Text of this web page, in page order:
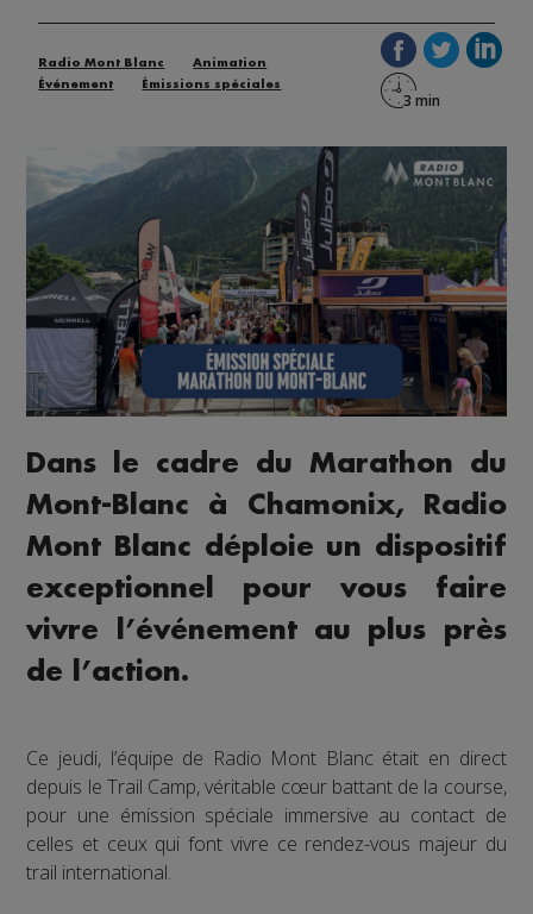
Radio Mont Blanc
Animation
Événement
Émissions spéciales
Dans le cadre du Marathon du
Mont-Blanc à Chamonix, Radio
Mont Blanc déploie un dispositif
exceptionnel pour vous faire
vivre l’événement au plus près
de l’action.
Ce jeudi, l’équipe de Radio Mont Blanc était en direct
depuis le Trail Camp, véritable cœur battant de la course,
pour une émission spéciale immersive au contact de
celles et ceux qui font vivre ce rendez-vous majeur du
trail international.